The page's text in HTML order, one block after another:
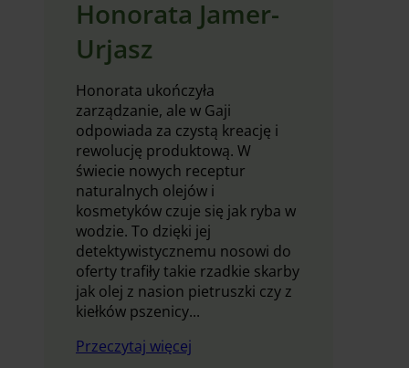
Honorata Jamer-
Urjasz
Honorata ukończyła
zarządzanie, ale w Gaji
odpowiada za czystą kreację i
rewolucję produktową. W
świecie nowych receptur
naturalnych olejów i
kosmetyków czuje się jak ryba w
wodzie. To dzięki jej
detektywistycznemu nosowi do
oferty trafiły takie rzadkie skarby
jak olej z nasion pietruszki czy z
kiełków pszenicy...
Przeczytaj więcej